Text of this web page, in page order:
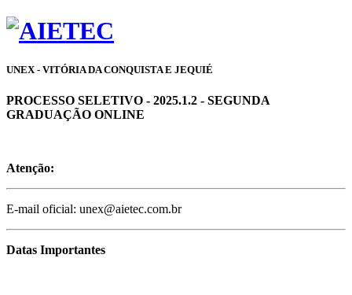
UNEX - VITÓRIA DA CONQUISTA E JEQUIÉ
PROCESSO SELETIVO - 2025.1.2 - SEGUNDA
GRADUAÇÃO ONLINE
Atenção:
E-mail oficial: unex@aietec.com.br
Datas Importantes